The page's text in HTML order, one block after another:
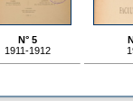
N° 5
1911-1912